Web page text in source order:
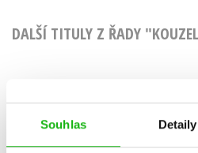
Souhlas Detaily
DALŠÍ TITULY Z ŘADY
než